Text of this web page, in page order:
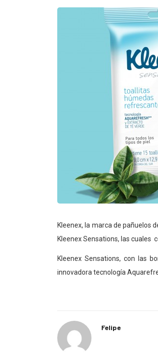
Kleenex, la marca de pañuelos
Kleenex Sensations, las cuales
Kleenex Sensations, con las
innovadora tecnología
Felipe